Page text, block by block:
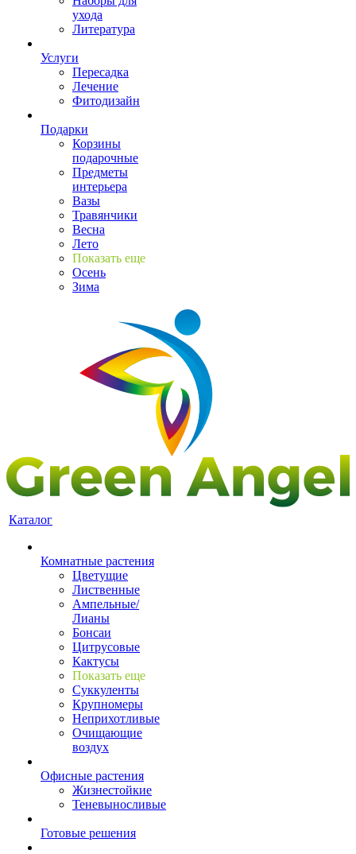
ухода
Литература
Услуги
Пересадка
Лечение
Фитодизайн
Подарки
Корзины
подарочные
Предметы
интерьера
Вазы
Травянчики
Весна
Лето
Показать еще
Осень
Зима
Каталог
Комнатные растения
Цветущие
Лиственные
Ампельные/
Лианы
Бонсаи
Цитрусовые
Кактусы
Показать еще
Суккуленты
Крупномеры
Неприхотливые
Очищающие
воздух
Офисные растения
Жизнестойкие
Теневыносливые
Готовые решения